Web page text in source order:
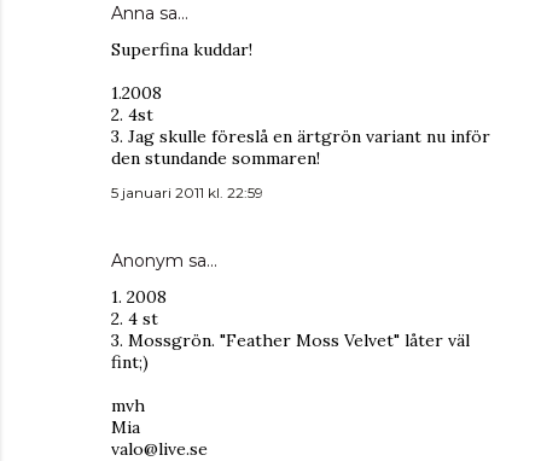
Anna sa…
Superfina kuddar!
1.2008
2. 4st
3. Jag skulle föreslå en ärtgrön variant nu inför
den stundande sommaren!
5 januari 2011 kl. 22:59
Anonym sa…
1. 2008
2. 4 st
3. Mossgrön. "Feather Moss Velvet" låter väl
fint;)
mvh
Mia
valo@live.se